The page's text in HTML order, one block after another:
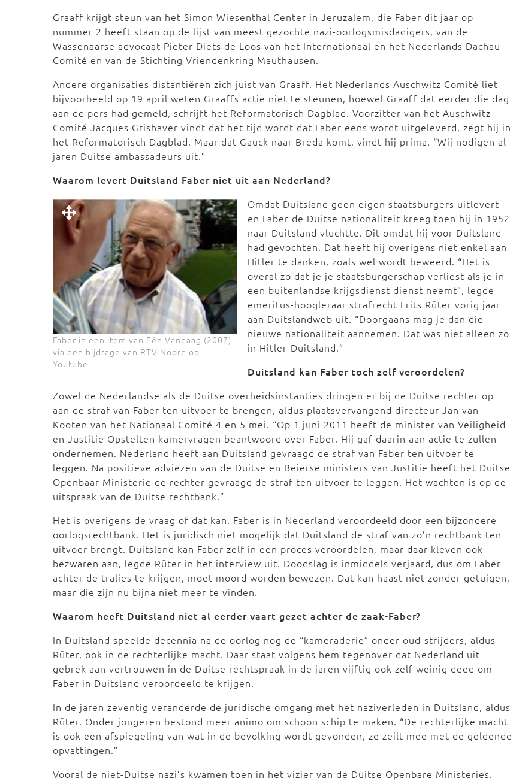
Graaff krijgt steun van het Simon Wiesenthal Center in Jeruzalem, die Faber dit jaar op
nummer 2 heeft staan op de lijst van meest gezochte nazi-oorlogsmisdadigers, van de
Wassenaarse advocaat Pieter Diets de Loos van het Internationaal en het Nederlands Dachau
Comité en van de Stichting Vriendenkring Mauthausen.
Andere organisaties distantiëren zich juist van Graaff. Het Nederlands Auschwitz Comité liet
bijvoorbeeld op 19 april weten Graaffs actie niet te steunen, hoewel Graaff dat eerder die dag
aan de pers had gemeld, schrijft het Reformatorisch Dagblad. Voorzitter van het Auschwitz
Comité Jacques Grishaver vindt dat het tijd wordt dat Faber eens wordt uitgeleverd, zegt hij in
het Reformatorisch Dagblad. Maar dat Gauck naar Breda komt, vindt hij prima. “Wij nodigen al
jaren Duitse ambassadeurs uit.”
Waarom levert Duitsland Faber niet uit aan Nederland?
Faber in een item van Eén Vandaag (2007)
via een bijdrage van RTV Noord op
Youtube
Omdat Duitsland geen eigen staatsburgers uitlevert
en Faber de Duitse nationaliteit kreeg toen hij in 1952
naar Duitsland vluchtte. Dit omdat hij voor Duitsland
had gevochten. Dat heeft hij overigens niet enkel aan
Hitler te danken, zoals wel wordt beweerd. “Het is
overal zo dat je je staatsburgerschap verliest als je in
een buitenlandse krijgsdienst dienst neemt”, legde
emeritus-hoogleraar strafrecht Frits Rüter vorig jaar
aan Duitslandweb uit. “Doorgaans mag je dan die
nieuwe nationaliteit aannemen. Dat was niet alleen zo
in Hitler-Duitsland.”
Duitsland kan Faber toch zelf veroordelen?
Zowel de Nederlandse als de Duitse overheidsinstanties dringen er bij de Duitse rechter op
aan de straf van Faber ten uitvoer te brengen, aldus plaatsvervangend directeur Jan van
Kooten van het Nationaal Comité 4 en 5 mei. “Op 1 juni 2011 heeft de minister van Veiligheid
en Justitie Opstelten kamervragen beantwoord over Faber. Hij gaf daarin aan actie te zullen
ondernemen. Nederland heeft aan Duitsland gevraagd de straf van Faber ten uitvoer te
leggen. Na positieve adviezen van de Duitse en Beierse ministers van Justitie heeft het Duitse
Openbaar Ministerie de rechter gevraagd de straf ten uitvoer te leggen. Het wachten is op de
uitspraak van de Duitse rechtbank.”
Het is overigens de vraag of dat kan. Faber is in Nederland veroordeeld door een bijzondere
oorlogsrechtbank. Het is juridisch niet mogelijk dat Duitsland de straf van zo’n rechtbank ten
uitvoer brengt. Duitsland kan Faber zelf in een proces veroordelen, maar daar kleven ook
bezwaren aan, legde Rüter in het interview uit. Doodslag is inmiddels verjaard, dus om Faber
achter de tralies te krijgen, moet moord worden bewezen. Dat kan haast niet zonder getuigen,
maar die zijn nu bijna niet meer te vinden.
Waarom heeft Duitsland niet al eerder vaart gezet achter de zaak-Faber?
In Duitsland speelde decennia na de oorlog nog de “kameraderie” onder oud-strijders, aldus
Rüter, ook in de rechterlijke macht. Daar staat volgens hem tegenover dat Nederland uit
gebrek aan vertrouwen in de Duitse rechtspraak in de jaren vijftig ook zelf weinig deed om
Faber in Duitsland veroordeeld te krijgen.
In de jaren zeventig veranderde de juridische omgang met het naziverleden in Duitsland, aldus
Rüter. Onder jongeren bestond meer animo om schoon schip te maken. “De rechterlijke macht
is ook een afspiegeling van wat in de bevolking wordt gevonden, ze zeilt mee met de geldende
opvattingen.”
Vooral de niet-Duitse nazi’s kwamen toen in het vizier van de Duitse Openbare Ministeries.